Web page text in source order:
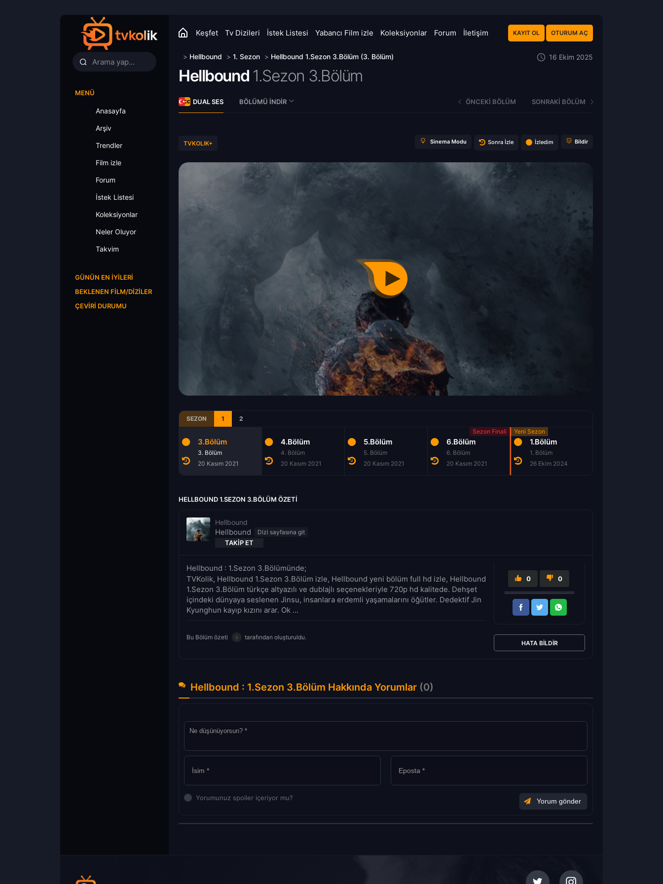
Keşfet Tv Dizileri İstek Listesi Yabancı Film izle Koleksiyonlar Forum İletişim KAYIT OL OTURUM AÇ
MENÜ
Anasayfa
Arşiv
Trendler
Film izle
Forum
İstek Listesi
Koleksiyonlar
Neler Oluyor
Takvim
GÜNÜN EN İYILERI
BEKLENEN FILM/DIZILER
ÇEVIRI DURUMU
> Hellbound > 1. Sezon > Hellbound 1.Sezon 3.Bölüm (3. Bölüm) 16 Ekim 2025
Hellbound 1.Sezon 3.Bölüm
DUAL SES BÖLÜMÜ İNDIR ÖNCEKI BÖLÜM SONRAKI BÖLÜM
TVKOLIK+ Sinema Modu Sonra İzle İzledim Bildir
SEZON 1 2
3.Bölüm
3. Bölüm
20 Kasım 2021
4.Bölüm
4. Bölüm
20 Kasım 2021
5.Bölüm
5. Bölüm
20 Kasım 2021
6.Bölüm
6. Bölüm
20 Kasım 2021
1.Bölüm
1. Bölüm
26 Ekim 2024
HELLBOUND 1.SEZON 3.BÖLÜM ÖZETI
Hellbound
Hellbound
TAKIP ET
Hellbound : 1.Sezon 3.Bölümünde;
TVKolik, Hellbound 1.Sezon 3.Bölüm izle, Hellbound yeni bölüm full hd izle, Hellbound
1.Sezon 3.Bölüm türkçe altyazılı ve dublajlı seçenekleriyle 720p hd kalitede. Dehşet
içindeki dünyaya seslenen Jinsu, insanlara erdemli yaşamalarını öğütler. Dedektif Jin
Kyunghun kayıp kızını arar. Ok ...
Bu Bölüm özeti tarafından oluşturuldu.
0 0
HATA BILDIR
Hellbound : 1.Sezon 3.Bölüm Hakkında Yorumlar (0)
Yorumunuz spoiler içeriyor mu?